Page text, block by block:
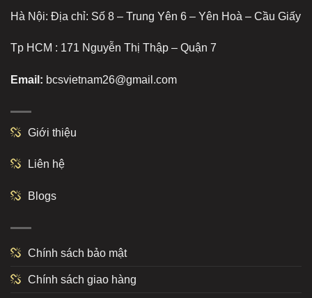
Hà Nội: Địa chỉ: Số 8 – Trung Yên 6 – Yên Hoà – Cầu Giấy
Tp HCM : 171 Nguyễn Thị Thập – Quận 7
Email: bcsvietnam26@gmail.com
Giới thiệu
Liên hệ
Blogs
Chính sách bảo mật
Chính sách giao hàng